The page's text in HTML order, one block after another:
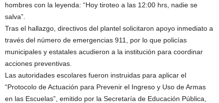
hombres con la leyenda: “Hoy tiroteo a las 12:00 hrs, nadie se
salva”.
Tras el hallazgo, directivos del plantel solicitaron apoyo inmediato a
través del número de emergencias 911, por lo que policías
municipales y estatales acudieron a la institución para coordinar
acciones preventivas.
Las autoridades escolares fueron instruidas para aplicar el
“Protocolo de Actuación para Prevenir el Ingreso y Uso de Armas
en las Escuelas”, emitido por la Secretaría de Educación Pública,